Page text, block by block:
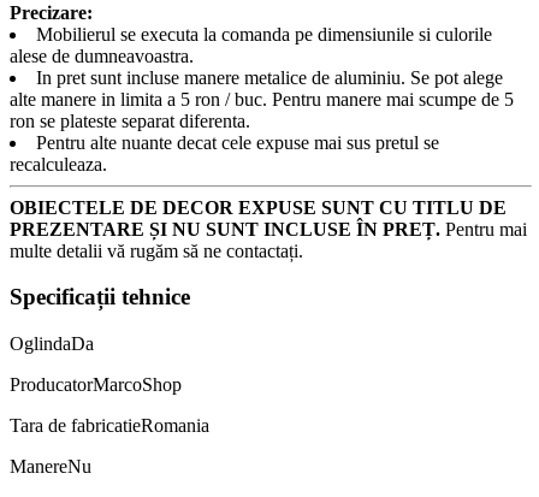
Precizare:
Mobilierul se executa la comanda pe dimensiunile si culorile
alese de dumneavoastra.
In pret sunt incluse manere metalice de aluminiu. Se pot alege
alte manere in limita a 5 ron / buc. Pentru manere mai scumpe de 5
ron se plateste separat diferenta.
Pentru alte nuante decat cele expuse mai sus pretul se
recalculeaza.
OBIECTELE DE DECOR EXPUSE SUNT CU TITLU DE
PREZENTARE ȘI NU SUNT INCLUSE ÎN PREȚ. Pentru mai
multe detalii vă rugăm să ne contactați.
Specificații tehnice
OglindaDa
ProducatorMarcoShop
Tara de fabricatieRomania
ManereNu